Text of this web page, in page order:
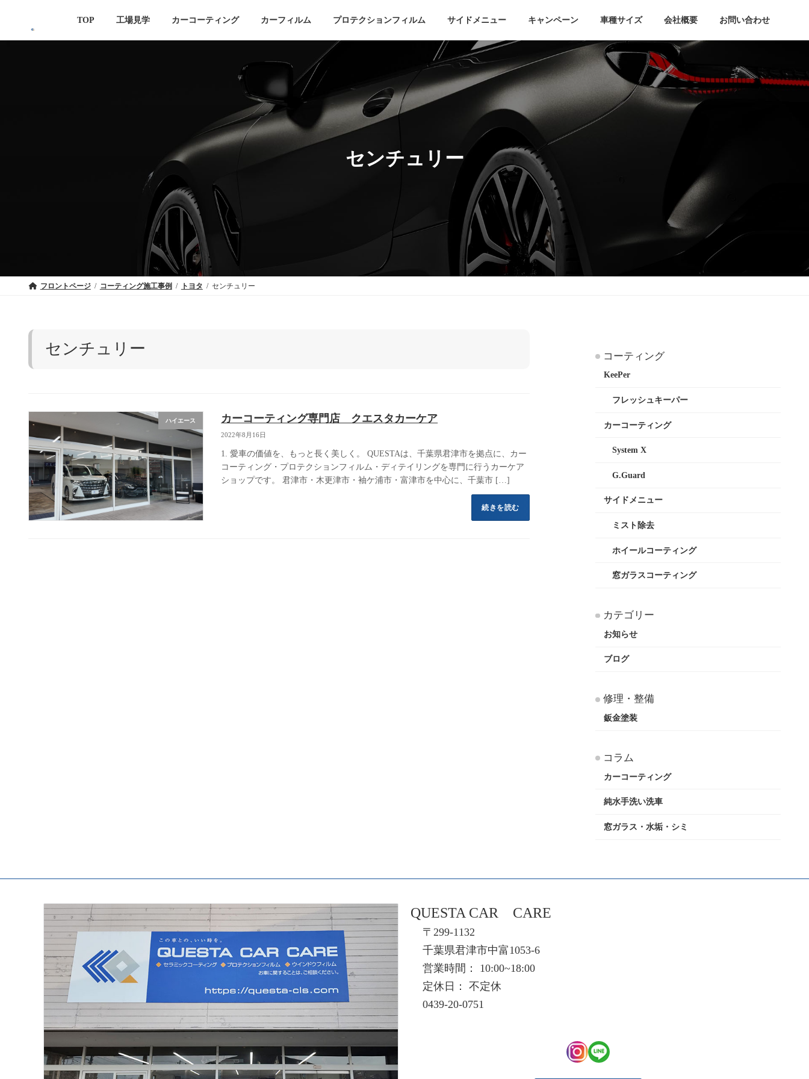
TOP 工場見学 カーコーティング カーフィルム プロテクションフィルム サイドメニュー キャンペーン 車種サイズ 会社概要 お問い合わせ
センチュリー
フロントページ コーティング施工事例 トヨタ センチュリー
センチュリー
ハイエース カーコーティング専門店 クエスタカーケア
2022年8月16日
1. 愛車の価値を、もっと長く美しく。 QUESTAは、千葉県君津市を拠点に、カー
コーティング・プロテクションフィルム・ディテイリングを専門に行うカーケア
ショップです。 君津市・木更津市・袖ケ浦市・富津市を中心に、千葉市 […]
続きを読む
コーティング
KeePer
フレッシュキーパー
カーコーティング
System X
G.Guard
サイドメニュー
ミスト除去
ホイールコーティング
窓ガラスコーティング
カテゴリー
お知らせ
ブログ
修理・整備
鈑金塗装
コラム
カーコーティング
純水手洗い洗車
窓ガラス・水垢・シミ
QUESTA CAR CARE
〒299-1132
千葉県君津市中富1053-6
営業時間： 10:00~18:00
定休日： 不定休
0439-20-0751